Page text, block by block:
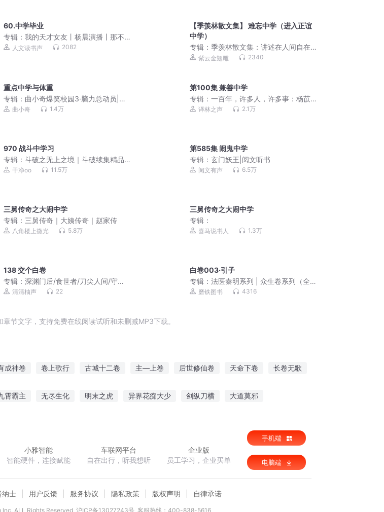
60.中学毕业
专辑：我的天才女友丨杨晨演播丨那不
勒斯四部曲、埃莱娜·费兰特著｜HBO爆
人文读书声 2082
【季羡林散文集】 难忘中学（进入正谊
中学）
专辑：季羡林散文集：讲述在人间自在
独行的秘密，写给每个在生活中迷茫的
紫云金翅雕 2340
重点中学与体重
专辑： 曲小奇爆笑校园3·脑力总动员|小
学生笑话|上学记
曲小奇 1.4万
第100集 兼善中学
专辑：一百年，许多人，许多事：杨苡
口述自传|五四运动同龄人|西南联大进步
译林之声 2.1万
970 战斗中学习
专辑：斗破之无上之境｜斗破续集精品
多人剧
干净oo 11.5万
第585集 闹鬼中学
专辑：玄门妖王|阅文听书
阅文有声 6.5万
三舅传奇之大闹中学
专辑： 三舅传奇｜大姨传奇｜赵家传
八角楼上微光 5.8万
三舅传奇之大闹中学
专辑：
喜马说书人 1.3万
138 交个白卷
专辑：深渊门后/食世者/刀尖人间/守墓
大夏夜/刃口向神
清清柚声 22
白卷003·引子
专辑：法医秦明系列 | 众生卷系列（全
三册）| 骆驼演播
磨铁图书 4316
节文字，支持免费在线阅读试听和未删减MP3下载。
成神卷 卷上歌行 古城十二卷 主—上卷 后世修仙卷 天命下卷 长卷无歌
霄霸主 无尽生化 明末之虎 异界花痴大少 剑纵刀横 大道莫邪
小雅智能
智能硬件，连接赋能
车联网平台
自在出行，听我想听
企业版
员工学习，企业买单
手机端
电脑端
纳士 用户反馈 服务协议 隐私政策 版权声明 自律承诺
ALL Rights Reserved 沪ICP备13027243号 客服热线：400-838-5616